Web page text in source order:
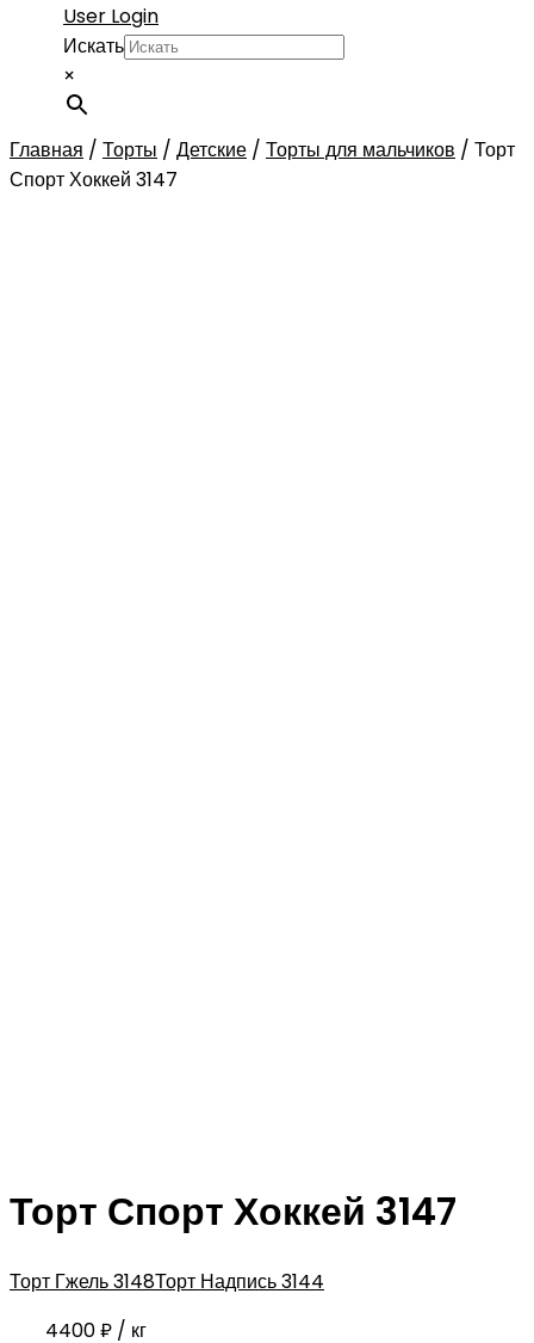
User Login
Искать
×
Главная / Торты / Детские / Торты для мальчиков / Торт
Спорт Хоккей 3147
Торт Спорт Хоккей 3147
Торт Гжель 3148Торт Надпись 3144
4400₽ / кг